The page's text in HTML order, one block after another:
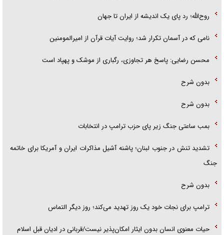
روح‌الله؛ رد پای یک اندیشه از ایران تا جهان
نامی که در آسمان تکرار شد؛ روایت آیات قرآن از امیرالمومنین
محسن رضایی: پاسخ هر تجاوزی، رگباری از موشک و پهپاد است
بدون شرح
بدون شرح
بمب ساعتی جنگ زیر پای حزب ترام‍پ در انتخابات
تشدید تنش در جنوب لبنان؛ پاشنه آشیل مذاکرات ایران و آمریکا برای خاتمه
جنگ
بدون شرح
ترامپ برای نجات خود یک روز تهدید می‌کند؛ روز دیگر التماس
حیات معنوی انسان بدون ایثار امکان‌پذیر نیست/قربانی در ادیان قبل اسلام